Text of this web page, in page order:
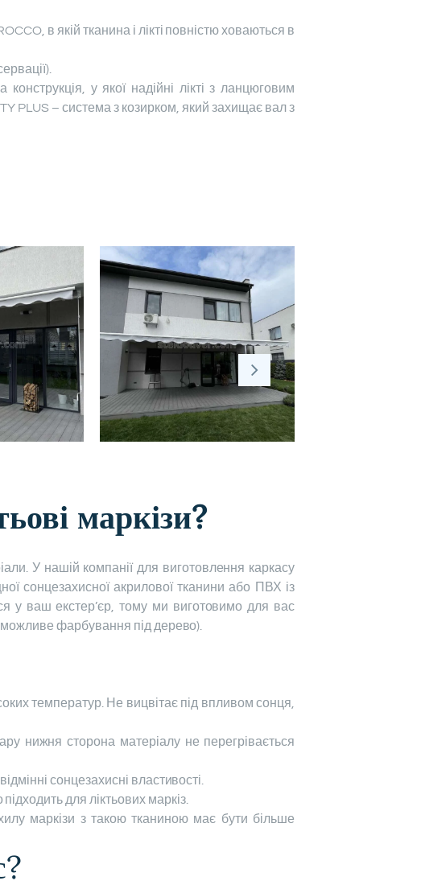
в якій тканина і лікті повністю ховаються в
у якої надійні лікті з ланцюговим
PLUS – система з козирком, який захищає вал з
маркізи?
У нашій компанії для виготовлення каркасу
сонцезахисної акрилової тканини або ПВХ із
у ваш екстер’єр, тому ми виготовимо для вас
можливе фарбування під дерево).
температур. Не вицвітає під впливом сонця,
нижня сторона матеріалу не перегрівається
сонцезахисні властивості.
для ліктьових маркіз.
маркізи з такою тканиною має бути більше